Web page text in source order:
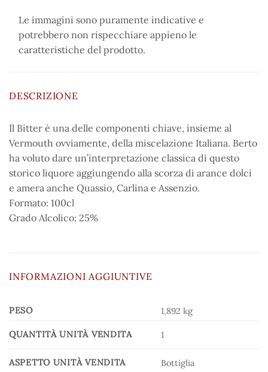
Le immagini sono puramente indicative e
potrebbero non rispecchiare appieno le
caratteristiche del prodotto.
DESCRIZIONE
Il Bitter è una delle componenti chiave, insieme al
Vermouth ovviamente, della miscelazione Italiana. Berto
ha voluto dare un’interpretazione classica di questo
storico liquore aggiungendo alla scorza di arance dolci
e amera anche Quassio, Carlina e Assenzio.
Formato: 100cl
Grado Alcolico: 25%
INFORMAZIONI AGGIUNTIVE
PESO 1,892 kg
QUANTITÀ UNITÀ VENDITA 1
ASPETTO UNITÀ VENDITA Bottiglia